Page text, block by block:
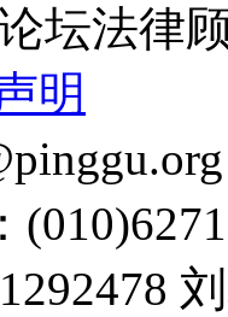
论坛法律
明